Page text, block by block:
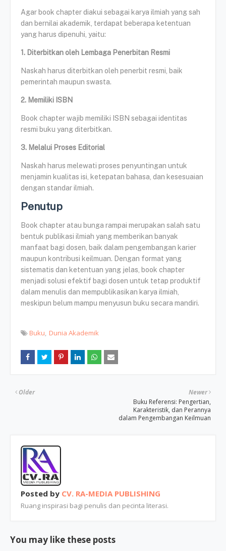
Agar book chapter diakui sebagai karya ilmiah yang sah
dan bernilai akademik, terdapat beberapa ketentuan
yang harus dipenuhi, yaitu:
1. Diterbitkan oleh Lembaga Penerbitan Resmi
Naskah harus diterbitkan oleh penerbit resmi, baik
pemerintah maupun swasta.
2. Memiliki ISBN
Book chapter wajib memiliki ISBN sebagai identitas
resmi buku yang diterbitkan.
3. Melalui Proses Editorial
Naskah harus melewati proses penyuntingan untuk
menjamin kualitas isi, ketepatan bahasa, dan kesesuaian
dengan standar ilmiah.
Penutup
Book chapter atau bunga rampai merupakan salah satu
bentuk publikasi ilmiah yang memberikan banyak
manfaat bagi dosen, baik dalam pengembangan karier
maupun kontribusi keilmuan. Dengan format yang
sistematis dan ketentuan yang jelas, book chapter
menjadi solusi efektif bagi dosen untuk tetap produktif
dalam menulis dan mempublikasikan karya ilmiah,
meskipun belum mampu menyusun buku secara mandiri.
Buku Dunia Akademik
Newer
Buku Referensi: Pengertian,
Karakteristik, dan Perannya
dalam Pengembangan Keilmuan
Older
Posted by CV. RA-MEDIA PUBLISHING
Ruang inspirasi bagi penulis dan pecinta literasi.
You may like these posts